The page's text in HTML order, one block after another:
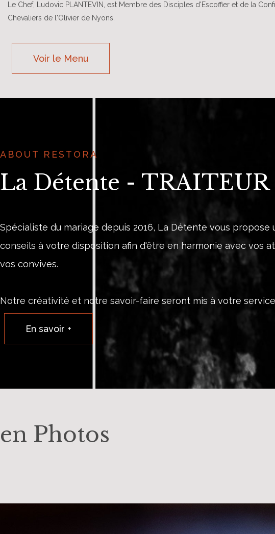
Le Chef, Ludovic PLANTEVIN, est Membre des Disciples d'Escoffier et de la
Chevaliers de l'Olivier de Nyons.
Voir le Menu
ABOUT RESTORA
La Détente - TRAITEUR
Spécialiste du mariage depuis 2016, La Détente vous
conseils à votre disposition afin d'être en harmonie avec vos
vos convives.
Notre créativité et notre savoir-faire seront mis à votre
En savoir +
en Photos